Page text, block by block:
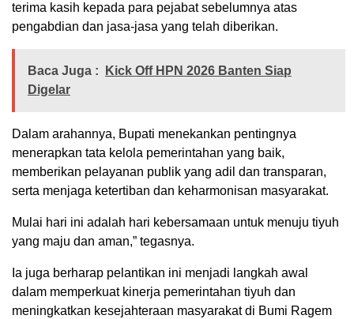
terima kasih kepada para pejabat sebelumnya atas
pengabdian dan jasa-jasa yang telah diberikan.
Baca Juga :
Kick Off HPN 2026 Banten Siap
Digelar
Dalam arahannya, Bupati menekankan pentingnya
menerapkan tata kelola pemerintahan yang baik,
memberikan pelayanan publik yang adil dan transparan,
serta menjaga ketertiban dan keharmonisan masyarakat.
Mulai hari ini adalah hari kebersamaan untuk menuju tiyuh
yang maju dan aman,” tegasnya.
Ia juga berharap pelantikan ini menjadi langkah awal
dalam memperkuat kinerja pemerintahan tiyuh dan
meningkatkan kesejahteraan masyarakat di Bumi Ragem